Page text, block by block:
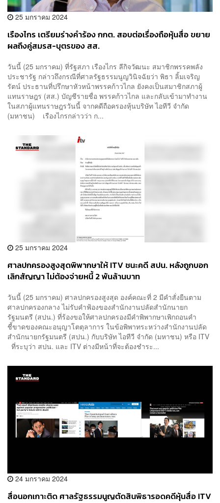
25 มกราคม 2024
เรืองไกร เตรียมร่างคำร้อง กกต. สอบต่อเรื่องถือหุ้นสื่อ ขยาย
ผลถึงคู่สมรส-บุตรของ สส.
วันนี้ (25 มกราคม) ที่รัฐสภา เรืองไกร ลีกิจวัฒนะ สมาชิกพรรคพลัง
ประชารัฐ กล่าวถึงกรณีที่ศาลรัฐธรรมนูญวินิจฉัยว่า พิธา ลิ้มเจริญ
รัตน์ ประธานที่ปรึกษาหัวหน้าพรรคก้าวไกล ยังคงเป็นสมาชิกสภาผู้
แทนราษฎร (สส.) บัญชีรายชื่อ พรรคก้าวไกล และกลับเข้ามาทำงาน
ในสภาผู้แทนราษฎรวันนี้ จากคดีถือครองหุ้นบริษัท ไอทีวี จำกัด
(มหาชน) เรืองไกรกล่าวว่า ก...
25 มกราคม 2024
ศาลปกครองสูงสุดพิพากษาให้ ITV ชนะคดี สปน. หลังถูกบอก
เลิกสัญญา ไม่ต้องจ่ายหนี้ 2 พันล้านบาท
วันนี้ (25 มกราคม) ศาลปกครองสูงสุด องค์คณะที่ 2 มีคำสั่งยืนตาม
ศาลปกครองกลาง ไม่รับคำฟ้องของสำนักงานปลัดสำนักนายก
รัฐมนตรี (สปน.) ที่ร้องขอให้ศาลปกครองมีคำพิพากษาเพิกถอนคำ
ชี้ขาดของคณะอนุญาโตตุลาการ ในข้อพิพาทระหว่างสำนักงานปลัด
สำนักนายกรัฐมนตรี (สปน.) กับบริษัท ไอทีวี จำกัด (มหาชน) หรือ ITV
ที่ระบุว่า สปน. และ ITV ต่างมีหน้าที่จะต้องชำระ...
24 มกราคม 2024
สื่อนอกเกาะติด ศาลรัฐธรรมนูญตัดสินพิธารอดคดีหุ้นสื่อ ITV